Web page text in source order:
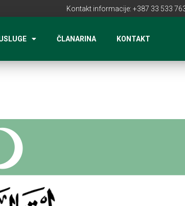
Kontakt informacije: +387 33 533
ČLANARINA KONTAKT